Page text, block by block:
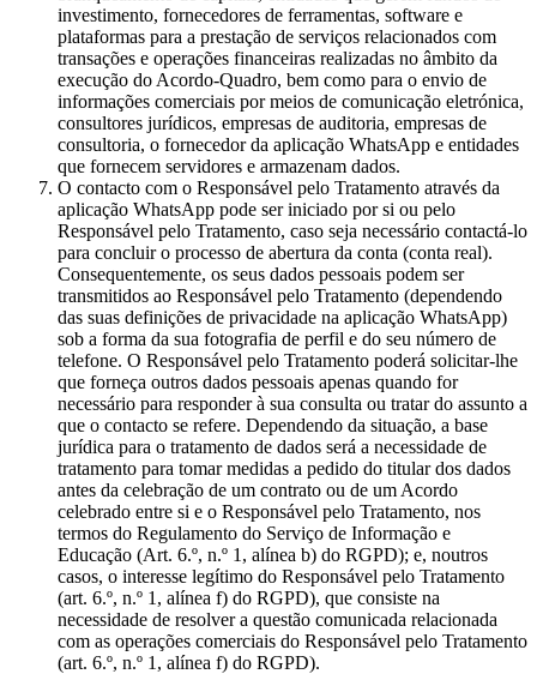
investimento, fornecedores de ferramentas, software e
plataformas para a prestação de serviços relacionados com
transações e operações financeiras realizadas no âmbito da
execução do Acordo-Quadro, bem como para o envio de
informações comerciais por meios de comunicação eletrónica,
consultores jurídicos, empresas de auditoria, empresas de
consultoria, o fornecedor da aplicação WhatsApp e entidades
que fornecem servidores e armazenam dados.
O contacto com o Responsável pelo Tratamento através da
aplicação WhatsApp pode ser iniciado por si ou pelo
Responsável pelo Tratamento, caso seja necessário contactá-lo
para concluir o processo de abertura da conta (conta real).
Consequentemente, os seus dados pessoais podem ser
transmitidos ao Responsável pelo Tratamento (dependendo
das suas definições de privacidade na aplicação WhatsApp)
sob a forma da sua fotografia de perfil e do seu número de
telefone. O Responsável pelo Tratamento poderá solicitar-lhe
que forneça outros dados pessoais apenas quando for
necessário para responder à sua consulta ou tratar do assunto a
que o contacto se refere. Dependendo da situação, a base
jurídica para o tratamento de dados será a necessidade de
tratamento para tomar medidas a pedido do titular dos dados
antes da celebração de um contrato ou de um Acordo
celebrado entre si e o Responsável pelo Tratamento, nos
termos do Regulamento do Serviço de Informação e
Educação (Art. 6.º, n.º 1, alínea b) do RGPD); e, noutros
casos, o interesse legítimo do Responsável pelo Tratamento
(art. 6.º, n.º 1, alínea f) do RGPD), que consiste na
necessidade de resolver a questão comunicada relacionada
com as operações comerciais do Responsável pelo Tratamento
(art. 6.º, n.º 1, alínea f) do RGPD).